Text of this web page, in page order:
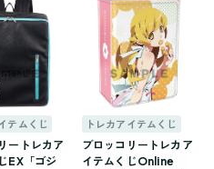
テムくじ
ートレカア
EX「ゴジ
トレカアイテムくじ
ブロッコリートレカア
イテムくじOnline